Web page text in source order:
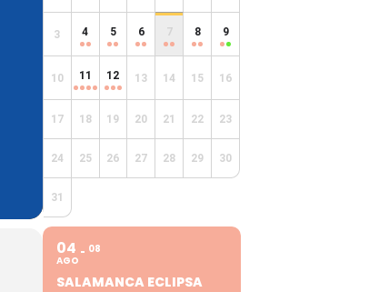
3 4 5 6 7 8 9
10 11 12 13 14 15 16
17 18 19 20 21 22 23
24 25 26 27 28 29 30
31
04
AGO
08
SALAMANCA ECLIPSA